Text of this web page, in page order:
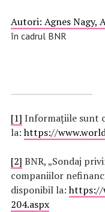
Autori: Agnes Nagy,
în cadrul BNR
[1] Informațiile sunt
la:https://
[2] BNR, „Sondaj
companiilor
disponibil la:https://
204.aspx